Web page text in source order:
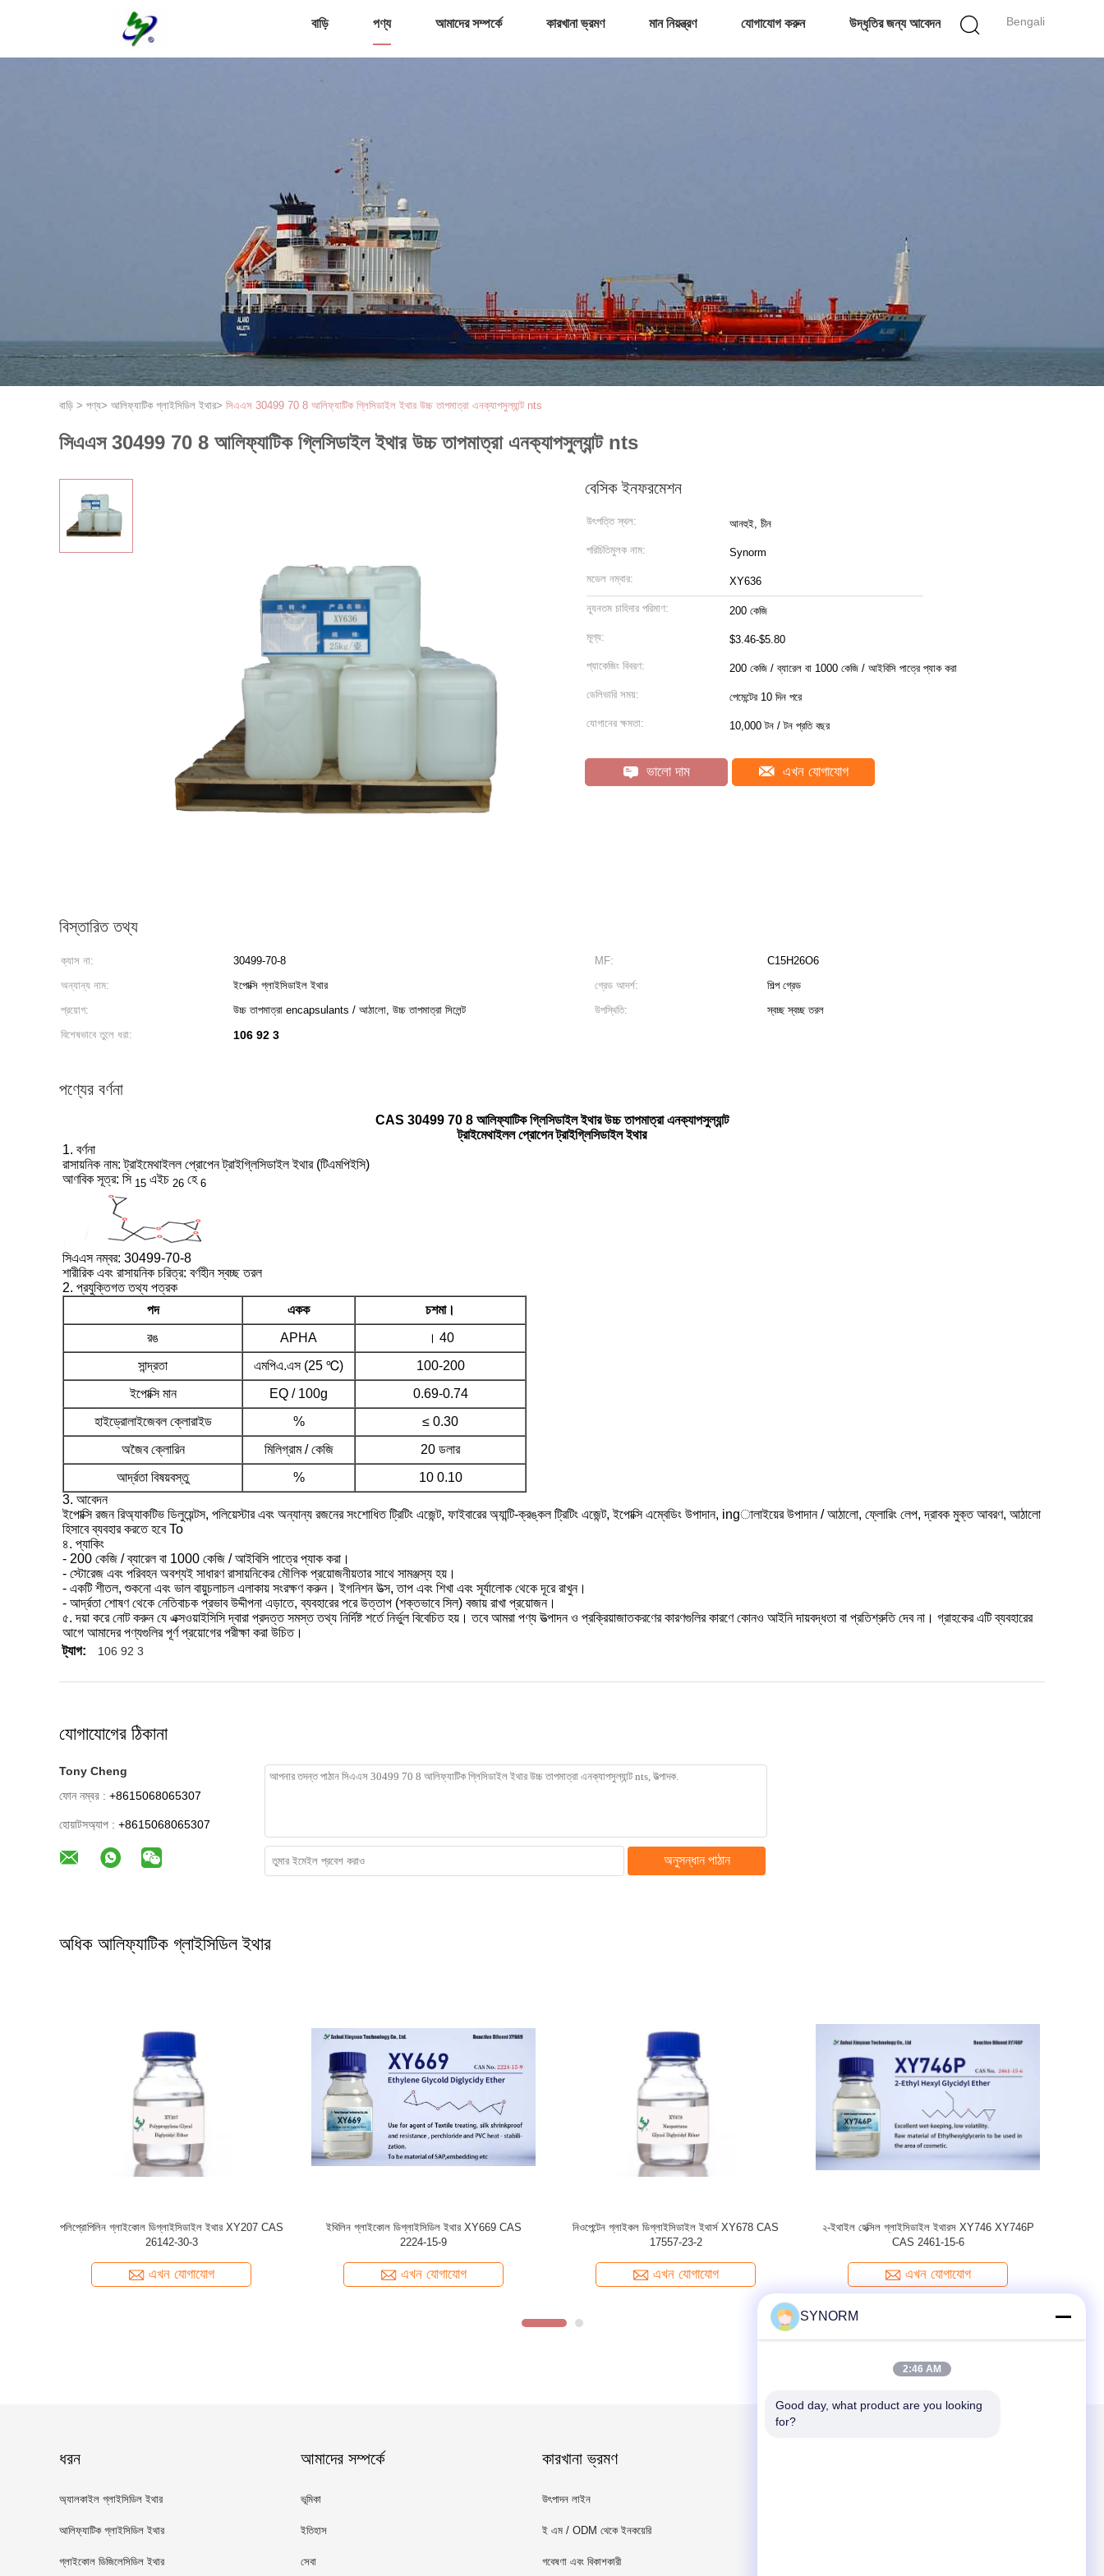
Bengali
বাড়ি পণ্য আমাদের সম্পর্কে কারখানা ভ্রমণ মান নিয়ন্ত্রণ যোগাযোগ করুন উদ্ধৃতির জন্য আবেদন
বাড়ি > পণ্য> আলিফ্যাটিক গ্লাইসিডিল ইথার> সিএএস 30499 70 8 আলিফ্যাটিক গ্লিসিডাইল ইথার উচ্চ তাপমাত্রা এনক্যাপসুল্যান্ট nts
সিএএস 30499 70 8 আলিফ্যাটিক গ্লিসিডাইল ইথার উচ্চ তাপমাত্রা এনক্যাপসুল্যান্ট nts
বেসিক ইনফরমেশন
উৎপত্তি স্থল: আনহুই, চীন
পরিচিতিমুলক নাম: Synorm
মডেল নম্বার: XY636
ন্যূনতম চাহিদার পরিমাণ: 200 কেজি
মূল্য: $3.46-$5.80
প্যাকেজিং বিবরণ: 200 কেজি / ব্যারেল বা 1000 কেজি / আইবিসি পাত্রে প্যাক করা
ডেলিভারি সময়: পেমেন্টের 10 দিন পরে
যোগানের ক্ষমতা: 10,000 টন / টন প্রতি বছর
ভালো দাম এখন যোগাযোগ
বিস্তারিত তথ্য
ক্যাস না: 30499-70-8 MF:
C15H26O6
অন্যান্য নাম:
ইপোক্সি গ্লাইসিডাইল ইথার গ্রেড আদর্শ:
শিল্প গ্রেড
প্রয়োগ:
উচ্চ তাপমাত্রা encapsulants / আঠালো, উচ্চ তাপমাত্রা সিলেন্ট উপস্থিতি:
স্বচ্ছ স্বচ্ছ তরল
বিশেষভাবে তুলে ধরা:
106 92 3
পণ্যের বর্ণনা
CAS 30499 70 8 আলিফ্যাটিক গ্লিসিডাইল ইথার উচ্চ তাপমাত্রা এনক্যাপসুল্যান্ট
ট্রাইমেথাইলল প্রোপেন ট্রাইগ্লিসিডাইল ইথার
1. বর্ণনা
রাসায়নিক নাম: ট্রাইমেথাইলল প্রোপেন ট্রাইগ্লিসিডাইল ইথার (টিএমপিইসি)
আণবিক সূত্র: সি 15 এইচ 26 হে 6
সিএএস নম্বর: 30499-70-8
শারীরিক এবং রাসায়নিক চরিত্র: বর্ণহীন স্বচ্ছ তরল
2. প্রযুক্তিগত তথ্য পত্রক
পদ
একক
চশমা।
রঙ
APHA
। 40
সান্দ্রতা
এমপিএ.এস (25 ℃)
100-200
ইপোক্সি মান
EQ / 100g
0.69-0.74
হাইড্রোলাইজেবল ক্লোরাইড
%
≤ 0.30
অজৈব ক্লোরিন
মিলিগ্রাম / কেজি
20 ডলার
আর্দ্রতা বিষয়বস্তু
%
10 0.10
3. আবেদন
ইপোক্সি রজন রিঅ্যাকটিভ ডিলুয়েন্টস, পলিয়েস্টার এবং অন্যান্য রজনের সংশোধিত ট্রিটিং এজেন্ট, ফাইবারের অ্যান্টি-ক্রঙ্কল ট্রিটিং এজেন্ট, ইপোক্সি এম্বেডিং উপাদান, ingালাইয়ের উপাদান / আঠালো, ফ্লোরিং লেপ, দ্রাবক মুক্ত আবরণ, আঠালো
হিসাবে ব্যবহার করতে হবে To
৪. প্যাকিং
- 200 কেজি / ব্যারেল বা 1000 কেজি / আইবিসি পাত্রে প্যাক করা।
- স্টোরেজ এবং পরিবহন অবশ্যই সাধারণ রাসায়নিকের মৌলিক প্রয়োজনীয়তার সাথে সামঞ্জস্য হয়।
- একটি শীতল, শুকনো এবং ভাল বায়ুচলাচল এলাকায় সংরক্ষণ করুন। ইগনিশন উত্স, তাপ এবং শিখা এবং সূর্যালোক থেকে দূরে রাখুন।
- আর্দ্রতা শোষণ থেকে নেতিবাচক প্রভাব উদ্দীপনা এড়াতে, ব্যবহারের পরে উত্তাপ (শক্তভাবে সিল) বজায় রাখা প্রয়োজন।
৫. দয়া করে নোট করুন যে এক্সওয়াইসিসি দ্বারা প্রদত্ত সমস্ত তথ্য নির্দিষ্ট শর্তে নির্ভুল বিবেচিত হয়। তবে আমরা পণ্য উত্পাদন ও প্রক্রিয়াজাতকরণের কারণগুলির কারণে কোনও আইনি দায়বদ্ধতা বা প্রতিশ্রুতি দেব না। গ্রাহকের এটি ব্যবহারের
আগে আমাদের পণ্যগুলির পূর্ণ প্রয়োগের পরীক্ষা করা উচিত।
ট্যাগ:
106 92 3
যোগাযোগের ঠিকানা
Tony Cheng
ফোন নম্বর : +8615068065307
হোয়াটসঅ্যাপ : +8615068065307
অনুসন্ধান পাঠান
অধিক আলিফ্যাটিক গ্লাইসিডিল ইথার
এক্সওয়াই 810 আলিফ্যাটিক গ্লিসিডিল ইথার নিউওডেকানাইক
এসিড গ্লিসিডিল এসটার সিএএস 2676 45 5
এখন যোগাযোগ
মাল্টি ইপোক্সি কার্যকরী গ্লিসারল ট্রাইগ্লাইসিডাইল ইথার্স
XY633 CAS 13236-02-7, EC নং 236-211-1,
ইপোক্সিপ্রোপক্সি)প্রোপেন
এখন যোগাযোগ
ট্রাইমিথাইলোলপ্রোপেন ট্রাইগ্লাইসিডাইল ইথার XY636
CAS 30499-70-8, EC নং 608-489-8, আণবিক সংকেত
পদার্থ, ইলেকট্রনিক্স পটিং উপকরণ ইত্যাদির জন্য।
এখন যোগাযোগ
পেন্টাইরিথ্রিটল টেট্রা গ্লাইসিডাইল ইথার - XY671, CAS
3126-63-4
এখন যোগাযোগ
ধরন
অ্যালকাইল গ্লাইসিডিল ইথার
আলিফ্যাটিক গ্লাইসিডিল ইথার
গ্লাইকোল ডিজিলেসিডিল ইথার
আমাদের সম্পর্কে
ভূমিকা
ইতিহাস
সেবা
কারখানা ভ্রমণ
উৎপাদন লাইন
ই এম / ODM থেকে ইনকয়েরি
গবেষণা এবং বিকাশকারী
SYNORM
2:46 AM
Good day, what product are you looking
for?